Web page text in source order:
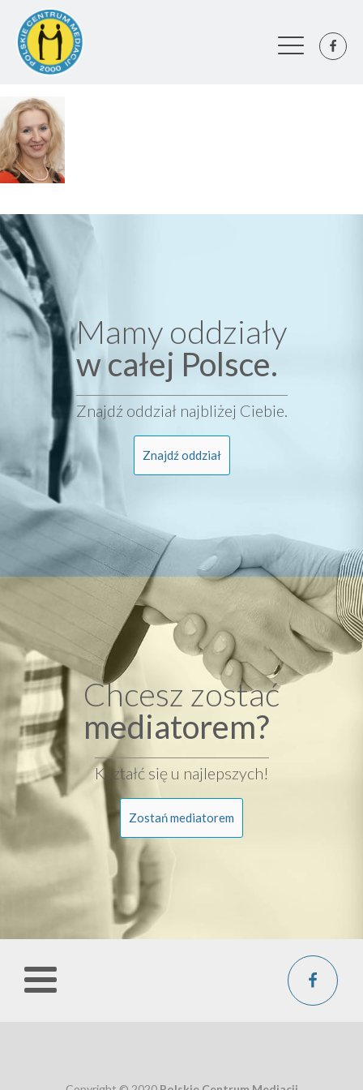
Mamy oddziały
w całej Polsce.
Znajdź oddział najbliżej Ciebie.
Znajdź oddział
Chcesz zostać
mediatorem?
Kształć się u najlepszych!
Zostań mediatorem